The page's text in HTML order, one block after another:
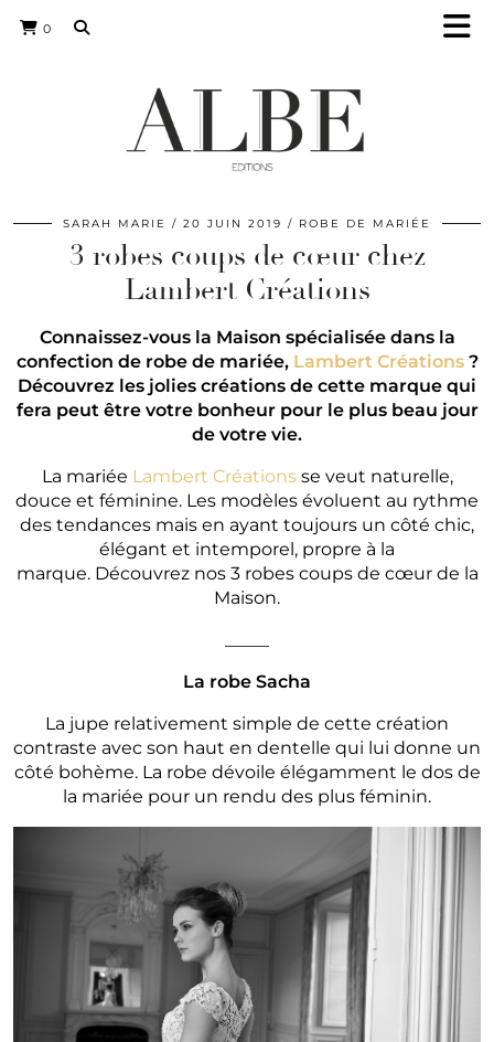
0
SARAH MARIE 20 JUIN 2019 ROBE DE MARIÉE
3 robes coups de cœur chez
Lambert Créations
Connaissez-vous la Maison spécialisée dans la
confection de robe de mariée, Lambert Créations?
Découvrez les jolies créations de cette marque qui
fera peut être votre bonheur pour le plus beau jour
de votre vie.
La mariée Lambert Créationsse veut naturelle,
douce et féminine. Les modèles évoluent au rythme
des tendances mais en ayant toujours un côté chic,
élégant et intemporel, propre à la
marque. Découvrez nos 3 robes coups de cœur de la
Maison.
La robe Sacha
La jupe relativement simple de cette création
contraste avec son haut en dentelle qui lui donne un
côté bohème. La robe dévoile élégamment le dos de
la mariée pour un rendu des plus féminin.